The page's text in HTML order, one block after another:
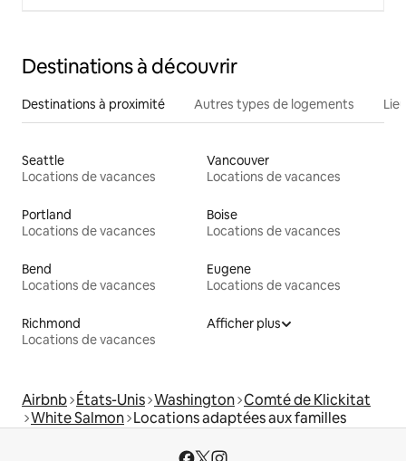
Destinations à découvrir
Destinations à proximité Autres types de logements
Seattle
Locations de vacances
Vancouver
Locations de vacances
Portland
Locations de vacances
Boise
Locations de vacances
Bend
Locations de vacances
Eugene
Locations de vacances
Richmond
Locations de vacances
Afficher plus
Airbnb États-Unis Washington Comté de Klickitat
White Salmon Locations adaptées aux familles